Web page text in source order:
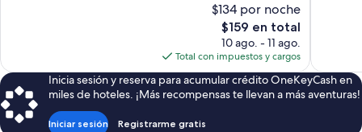
$134 por noche
El
precio
actual
es
de
$159
$159 en total
10 ago. - 11 ago.
Total con impuestos y cargos
Inicia sesión y reserva para acumular crédito OneKeyCash en
miles de hoteles. ¡Más recompensas te llevan a más aventuras!
Iniciar sesión Registrarme gratis